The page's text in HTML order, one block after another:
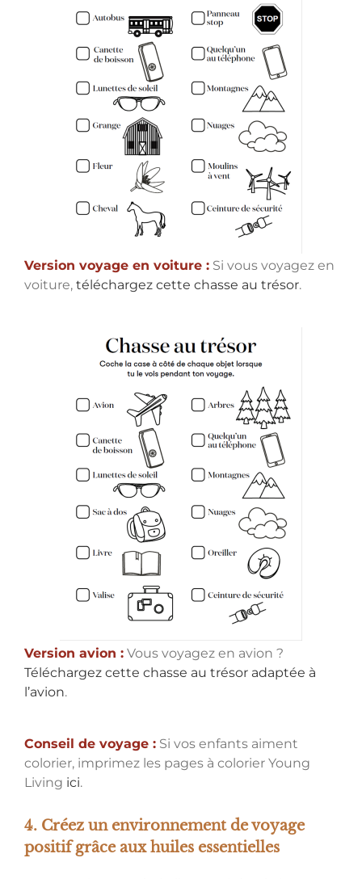
Version voyage en voiture :Si vous voyagez en
voiture, téléchargez cette chasse au trésor.
Version avion : Vous voyagez en avion ?
Téléchargez cette chasse au trésor adaptée à
l’avion.
Conseil de voyage :Si vos enfants aiment
colorier, imprimez les pages à colorier Young
Living ici.
4. Créez un environnement de voyage
positif grâce aux huiles essentielles